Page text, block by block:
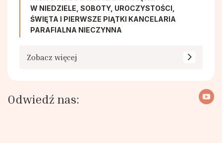
W NIEDZIELE, SOBOTY, UROCZYSTOŚCI,
ŚWIĘTA I PIERWSZE PIĄTKI KANCELARIA
PARAFIALNA NIECZYNNA
Zobacz więcej
Odwiedź nas: